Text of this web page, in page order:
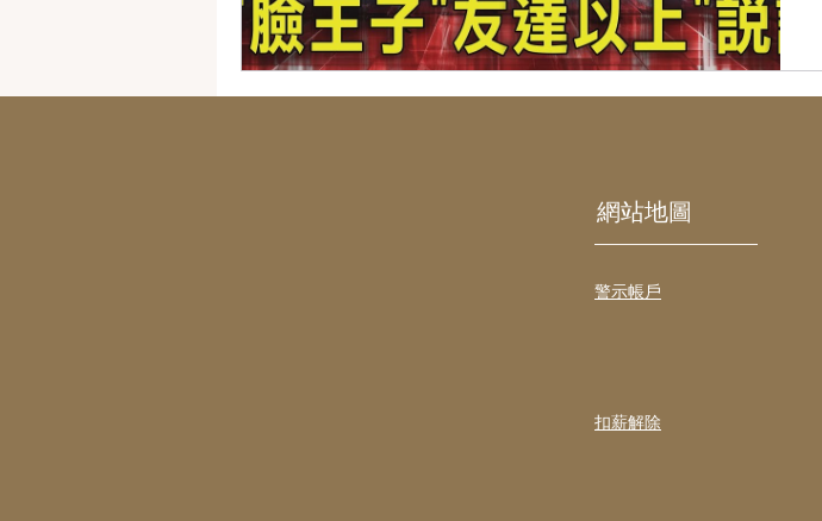
​網站地圖
警示帳戶
​扣薪解除